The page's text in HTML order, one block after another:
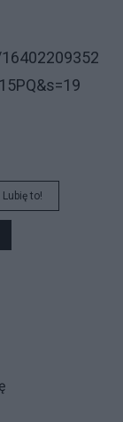
Lubię to!